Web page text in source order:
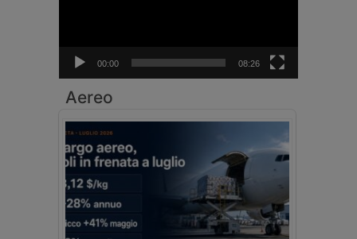
00:00 08:26
Aereo